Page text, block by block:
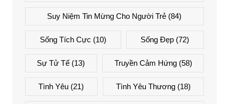
Suy Niệm Tin Mừng Cho Người Trẻ (84)
Sống Tích Cực (10) Sống Đẹp (72)
Sự Tử Tế (13) Truyền Cảm Hứng(58)
Tình Yêu (21) Tình Yêu Thương(18)